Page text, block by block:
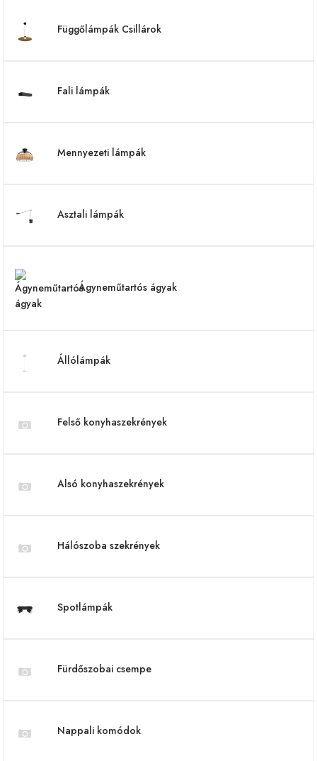
Függőlámpák Csillárok
Fali lámpák
Mennyezeti lámpák
Asztali lámpák
Ágyneműtartós ágyak
Állólámpák
Felső konyhaszekrények
Alsó konyhaszekrények
Hálószoba szekrények
Spotlámpák
Fürdőszobai csempe
Nappali komódok